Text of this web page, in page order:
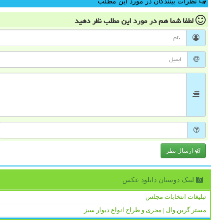
لطفا شما همدر مورد این مطلبنظر دهید
ارسال نظر
لینک دوستان دانلود عكس
تبلیغات انتخابات مجلس
مستر گرین وال | مجری و طراح انواع دیوار سبز